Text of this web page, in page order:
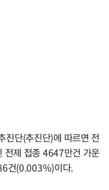
진단(추진단)에 따르면 전
전제 접종 4647만건 가운
건(0.003%)이다.